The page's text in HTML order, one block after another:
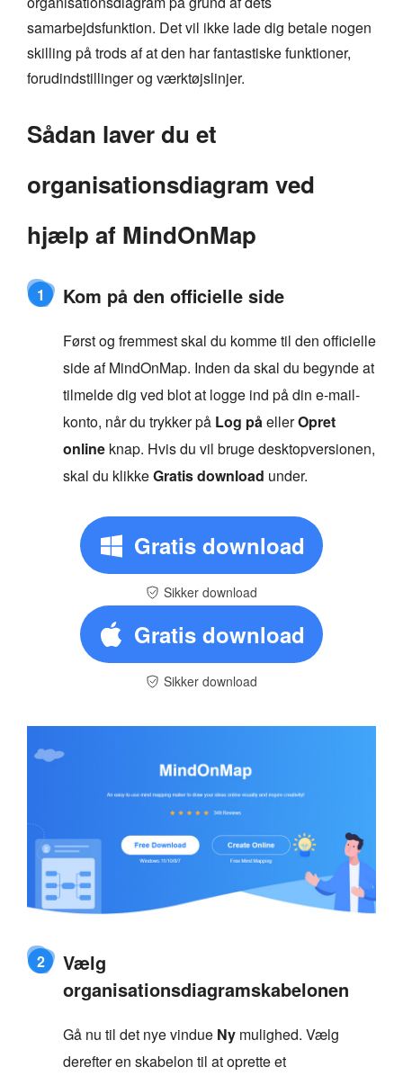
samarbejdsfunktion. Det vil ikke lade dig betale nogen
skilling på trods af at den har fantastiske funktioner,
forudindstillinger og værktøjslinjer.
Sådan laver du et
organisationsdiagram ved
hjælp af MindOnMap
1 Kom på den officielle side
Først og fremmest skal du komme til den officielle
side af MindOnMap. Inden da skal du begynde at
tilmelde dig ved blot at logge ind på din e-mail-
konto, når du trykker på Log på ellerOpret
online knap. Hvis du vil bruge desktopversionen,
skal du klikkeGratis download under.
Gratis download
Sikker download
Gratis download
Sikker download
2
Vælg
organisationsdiagramskabelonen
Gå nu til det nye vindue Ny mulighed. Vælg
derefter en skabelon til at oprette et